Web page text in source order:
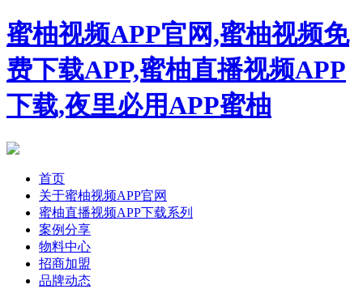
蜜柚视频APP官网,蜜柚视频免
费下载APP,蜜柚直播视频APP
下载,夜里必用APP蜜柚
首页
关于蜜柚视频APP官网
蜜柚直播视频APP下载系列
案例分享
物料中心
招商加盟
品牌动态